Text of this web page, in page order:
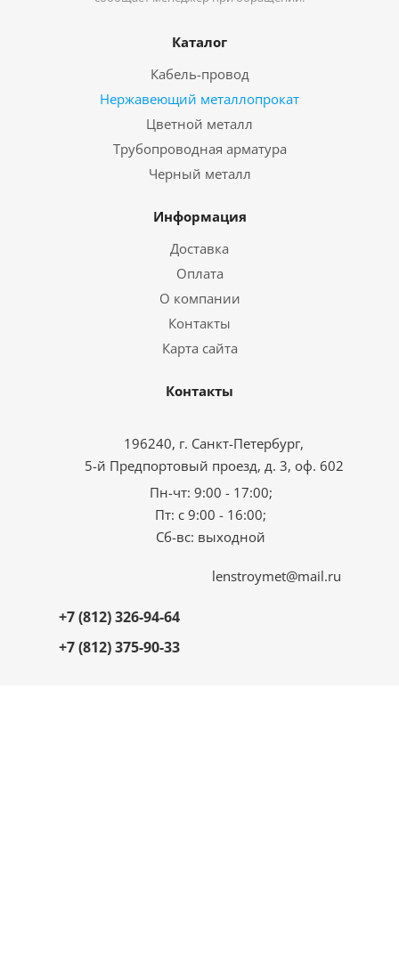
Каталог
Кабель-провод
Нержавеющий металлопрокат
Цветной металл
Трубопроводная арматура
Черный металл
Информация
Доставка
Оплата
О компании
Контакты
Карта сайта
Контакты
196240, г. Санкт-Петербург,
5-й Предпортовый проезд, д. 3, оф. 602
Пн-чт: 9:00 - 17:00;
Пт: с 9:00 - 16:00;
Сб-вс: выходной
+7 (812) 326-94-64
+7 (812) 375-90-33
lenstroymet@mail.ru